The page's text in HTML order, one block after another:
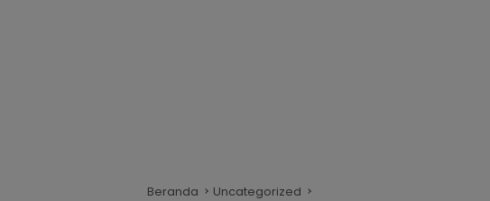
Beranda Uncategorized